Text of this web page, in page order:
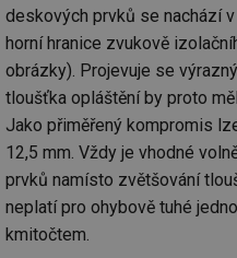
deskových prvků se nachází
horní hranice zvukově
obrázky). Projevuje se
tloušťka opláštění by proto
Jako přiměřený kompromis
12,5 mm. Vždy je vhodné
prvků namísto zvětšování
neplatí pro ohybově tuhé
kmitočtem.